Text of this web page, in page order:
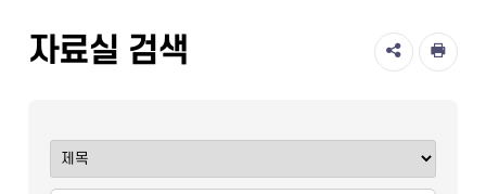
자료실 검색